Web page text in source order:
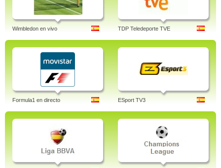
Wimbledon en vivo TDP Teledeporte TVE
Formula1 en directo ESport TV3